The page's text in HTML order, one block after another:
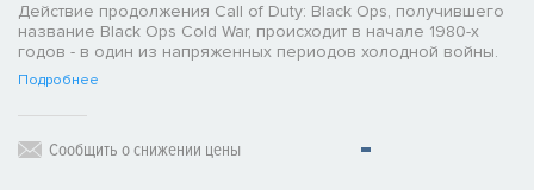
Действие продолжения Call of Duty: Black Ops, получившего
название Black Ops Cold War, происходит в начале 1980-х
годов - в один из напряженных периодов холодной войны.
Подробнее
Сообщить о снижении цены